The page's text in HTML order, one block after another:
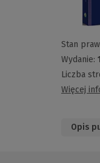
Stan
Wydanie:
Liczba
Więcej
Opis